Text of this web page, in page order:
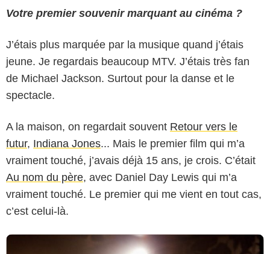
Votre premier souvenir marquant au cinéma ?
J’étais plus marquée par la musique quand j’étais
jeune. Je regardais beaucoup MTV. J’étais très fan
de Michael Jackson. Surtout pour la danse et le
spectacle.
A la maison, on regardait souvent Retour vers le
futur, Indiana Jones... Mais le premier film qui m’a
vraiment touché, j’avais déjà 15 ans, je crois. C’était
Au nom du père, avec Daniel Day Lewis qui m’a
vraiment touché. Le premier qui me vient en tout cas,
c’est celui-là.